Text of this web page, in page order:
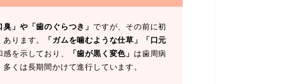
臭」や「歯のぐらつき」 ですが、その前に初
ります。
「ガムを噛むような仕草」「口元
を示しており、 「歯が黒く変色」 は歯周病
くは長期間かけて進行しています。